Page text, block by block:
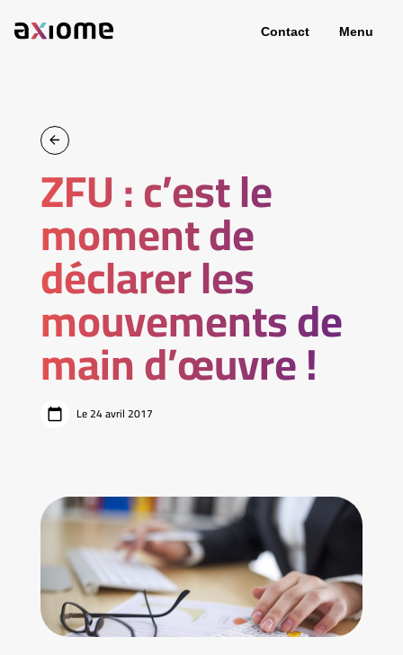
Contact Menu
ZFU : c’est le
moment de
déclarer les
mouvements de
main d’œuvre !
Le 24 avril 2017